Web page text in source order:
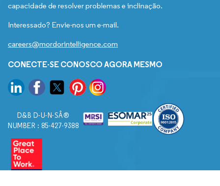
capacidade de resolver problemas e inclinação.
Interessado? Envie-nos um e-mail.
careers@mordorintelligence.com
CONECTE-SE CONOSCO AGORA MESMO
D&B D-U-N-SÂ®
NUMBER : 85-427-9388